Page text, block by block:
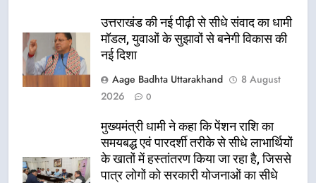
उत्तराखंड की नई पीढ़ी से सीधे संवाद का धामी
मॉडल, युवाओं के सुझावों से बनेगी विकास की
नई दिशा
Aage Badhta Uttarakhand
8 August
2026
0
मुख्यमंत्री धामी ने कहा कि पेंशन राशि का
समयबद्ध एवं पारदर्शी तरीके से सीधे लाभार्थियों
के खातों में हस्तांतरण किया जा रहा है, जिससे
पात्र लोगों को सरकारी योजनाओं का सीधे